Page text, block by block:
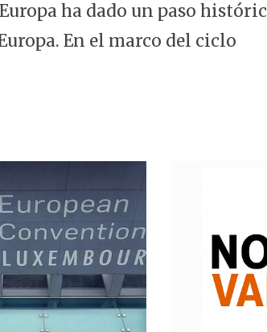
ha dado un paso
En el marco del ciclo